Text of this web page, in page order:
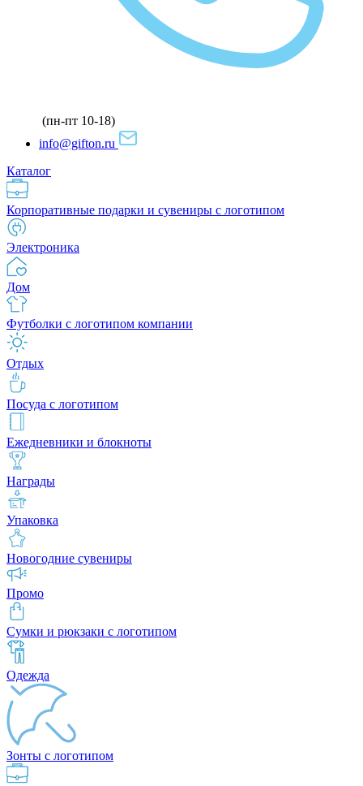
(пн-пт 10-18)
info@gifton.ru
Каталог
Корпоративные подарки и сувениры с логотипом
Электроника
Дом
Футболки с логотипом компании
Отдых
Посуда с логотипом
Ежедневники и блокноты
Награды
Упаковка
Новогодние сувениры
Промо
Сумки и рюкзаки с логотипом
Одежда
Зонты с логотипом